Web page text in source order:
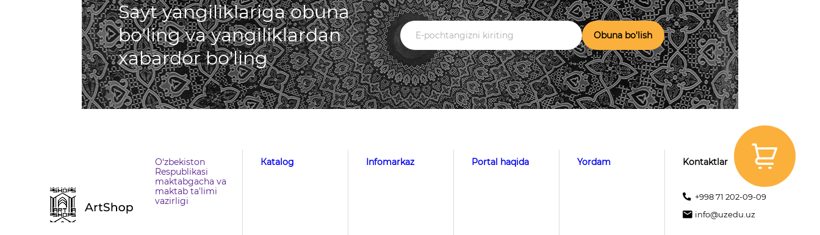
Sayt yangiliklariga obuna
bo'ling va yangiliklardan
xabardor bo'ling
Obuna bo'lish
O‘zbekiston
Respublikasi
maktabgacha va
maktab ta'limi
vazirligi
Кatalog Infomarkaz Portal haqida Yordam Kontaktlar
+998 71 202-09-09
info@uzedu.uz